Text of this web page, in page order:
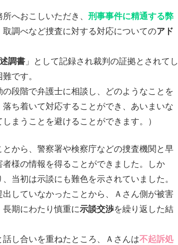
へおこしいただき、 刑事事件に精通する弊
調べなど捜査に対する対応についてのアド
調書 」として記録され裁判の証拠とされてし
です。
段階で弁護士に相談し、どのようなことを
ち着いて対応することができ、あいまいな
まうことを避けることができます。）
から、警察署や検察庁などの捜査機関と早
様の情報を得ることができました。しか
当初は示談にも難色を示されていました。
していなかったことから、Ａさん側が被害
期にわたり慎重に示談交渉を繰り返した結
し合いを重ねたところ、Ａさんは不起訴処